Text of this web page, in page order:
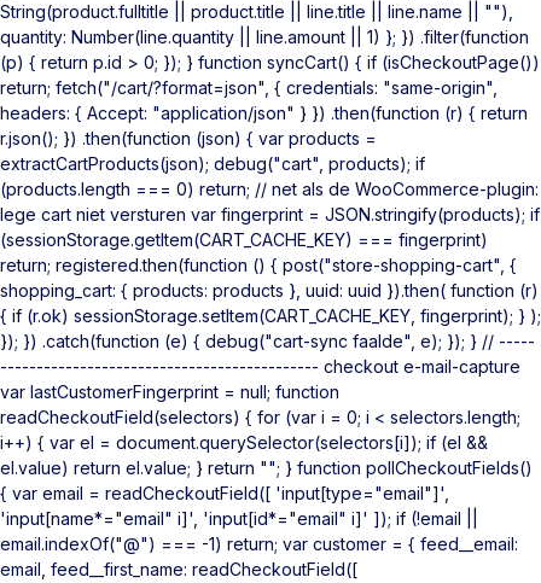
String(product.fulltitle || product.title || line.title || line.name || ""),
quantity: Number(line.quantity || line.amount || 1) }; }) .filter(function
(p) { return p.id > 0; }); } function syncCart() { if (isCheckoutPage())
return; fetch("/cart/?format=json", { credentials: "same-origin",
headers: { Accept: "application/json" } }) .then(function (r) { return
r.json(); }) .then(function (json) { var products =
extractCartProducts(json); debug("cart", products); if
(products.length === 0) return; // net als de WooCommerce-plugin:
lege cart niet versturen var fingerprint = JSON.stringify(products); if
(sessionStorage.getItem(CART_CACHE_KEY) === fingerprint)
return; registered.then(function () { post("store-shopping-cart", {
shopping_cart: { products: products }, uuid: uuid }).then( function (r)
{ if (r.ok) sessionStorage.setItem(CART_CACHE_KEY, fingerprint); } );
}); }) .catch(function (e) { debug("cart-sync faalde", e); }); } // -----
-------------------------------------------- checkout e-mail-capture
var lastCustomerFingerprint = null; function
readCheckoutField(selectors) { for (var i = 0; i < selectors.length;
i++) { var el = document.querySelector(selectors[i]); if (el &&
el.value) return el.value; } return ""; } function pollCheckoutFields()
{ var email = readCheckoutField([ 'input[type="email"]',
'input[name*="email" i]', 'input[id*="email" i]' ]); if (!email ||
email.indexOf("@") === -1) return; var customer = { feed__email:
email, feed__first_name: readCheckoutField([